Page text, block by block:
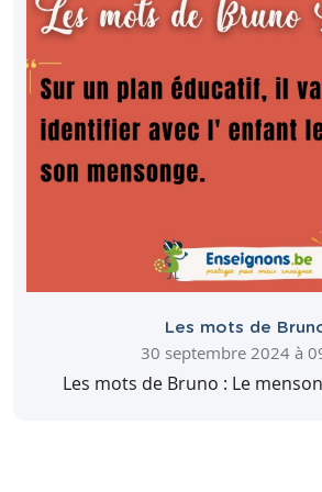
Chanson: texte lacunaire,
Présentation d'un texte de 3
mensonge. Ensuite 2 page de
Télécharger
Queen bohemian rhapsody -
Les mots de
30 septembre 2024 à
Les mots de Bruno : Le